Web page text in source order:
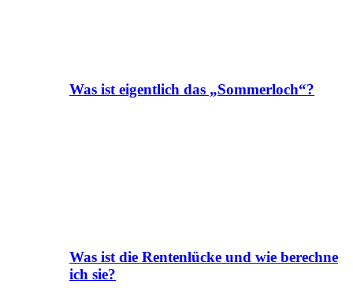
Was ist eigentlich das „Sommerloch“?
Was ist die Rentenlücke und wie berechne
ich sie?